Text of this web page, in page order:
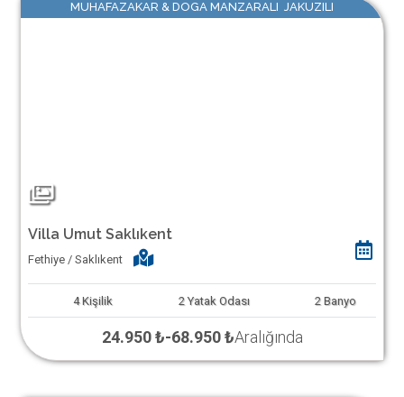
MUHAFAZAKAR & DOGA MANZARALI JAKUZILI
Villa Umut Saklıkent
Fethiye / Saklıkent
4 Kişilik 2 Yatak Odası 2 Banyo
24.950 ₺-68.950 ₺Aralığında